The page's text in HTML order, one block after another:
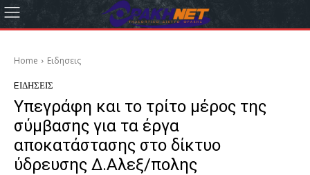
Home Eιδησεις
EΙΔΗΣΕΙΣ
Υπεγράφη και το τρίτο μέρος της
σύμβασης για τα έργα
αποκατάστασης στο δίκτυο
ύδρευσης Δ.Αλεξ/πολης